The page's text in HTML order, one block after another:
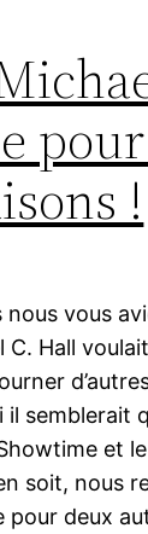
!
nous vous
C. Hall
il semblerait
et
soit, nous
pour deux